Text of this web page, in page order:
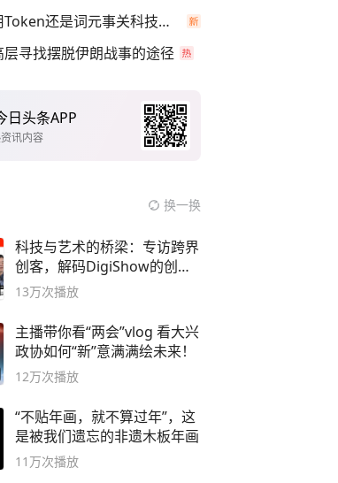
央媒：用Token还是词元事关科技话语权
层寻找摆脱伊朗战事的途径
日头条APP
讯内容
换一换
科技与艺术的桥梁：专访跨界
创客，解码DigiShow的创新
之路
13万次播放
主播带你看“两会”vlog 看大兴
政协如何“新”意满满绘未来！
12万次播放
“不贴年画，就不算过年”，这
是被我们遗忘的非遗木板年画
11万次播放